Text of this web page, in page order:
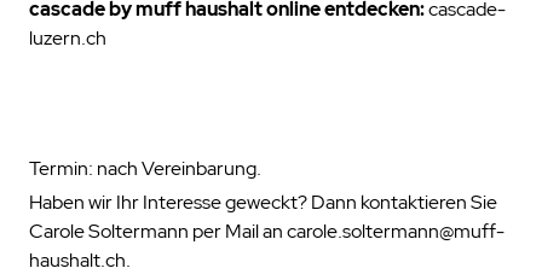
cascade by muff haushalt online entdecken:cascade-
luzern.ch
Termin: nach Vereinbarung.
Haben wir Ihr Interesse geweckt? Dann kontaktieren Sie
Carole Soltermann per Mail ancarole.soltermann@muff-
haushalt.ch.